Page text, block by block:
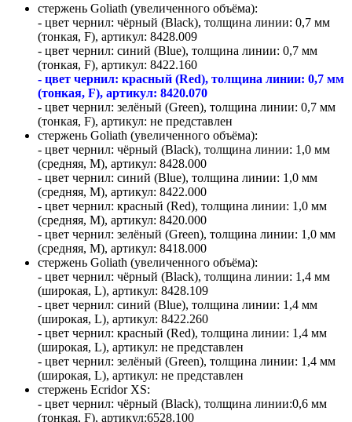
стержень Goliath (увеличенного объёма):
- цвет чернил: чёрный (Black), толщина линии: 0,7 мм
(тонкая, F), артикул: 8428.009
- цвет чернил: синий (Blue), толщина линии: 0,7 мм
(тонкая, F), артикул: 8422.160
- цвет чернил: красный (Red), толщина линии: 0,7 мм
(тонкая, F), артикул: 8420.070
- цвет чернил: зелёный (Green), толщина линии: 0,7 мм
(тонкая, F), артикул: не представлен
стержень Goliath (увеличенного объёма):
- цвет чернил: чёрный (Black), толщина линии: 1,0 мм
(средняя, M), артикул: 8428.000
- цвет чернил: синий (Blue), толщина линии: 1,0 мм
(средняя, M), артикул: 8422.000
- цвет чернил: красный (Red), толщина линии: 1,0 мм
(средняя, M), артикул: 8420.000
- цвет чернил: зелёный (Green), толщина линии: 1,0 мм
(средняя, M), артикул: 8418.000
стержень Goliath (увеличенного объёма):
- цвет чернил: чёрный (Black), толщина линии: 1,4 мм
(широкая, L), артикул: 8428.109
- цвет чернил: синий (Blue), толщина линии: 1,4 мм
(широкая, L), артикул: 8422.260
- цвет чернил: красный (Red), толщина линии: 1,4 мм
(широкая, L), артикул: не представлен
- цвет чернил: зелёный (Green), толщина линии: 1,4 мм
(широкая, L), артикул: не представлен
стержень Ecridor XS:
- цвет чернил: чёрный (Black), толщина линии:0,6 мм
(тонкая, F), артикул:6528.100